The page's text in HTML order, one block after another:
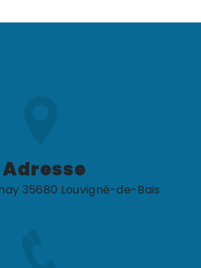
Adresse
35680 Louvigné-de-Bais